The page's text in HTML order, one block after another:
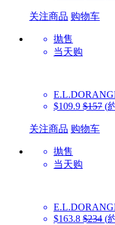
关注商品 购物车
抛售
当天购
$109.9 $157 (
关注商品 购物车
抛售
当天购
$163.8 $234 (